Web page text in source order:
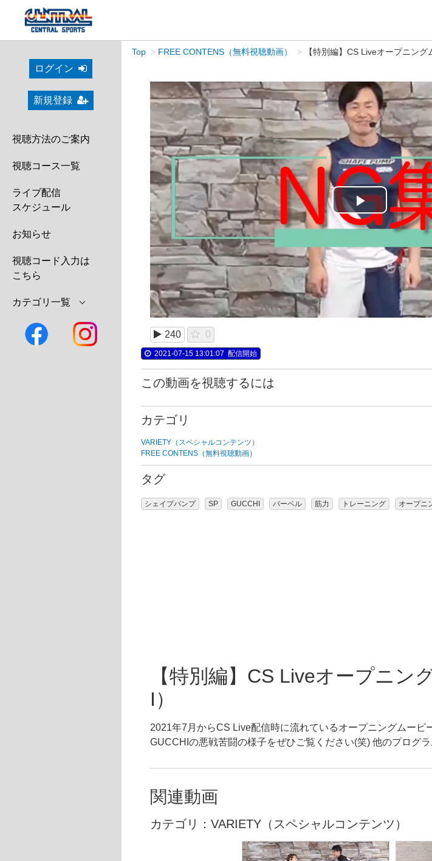
ログイン
新規登録
視聴方法のご案内
視聴コース一覧
ライブ配信
スケジュール
お知らせ
視聴コード入力は
こちら
カテゴリ一覧
Top FREE CONTENS（無料視聴動画） 【特別編】CS Liveオープニン
Play
240 0
2021-07-15 13:01:07 配信開始
この動画を視聴するには
カテゴリ
VARIETY（スペシャルコンテンツ）
FREE CONTENS（無料視聴動画）
タグ
シェイプパンプ SP GUCCHI バーベル 筋力 トレーニング オープニ
【特別編】CS Liveオープニン
I）
2021年7月からCS Live配信時に流れているオープニングムービ
GUCCHIの悪戦苦闘の様子をぜひご覧ください(笑) 他のプログ
関連動画
カテゴリ：VARIETY（スペシャルコンテンツ）